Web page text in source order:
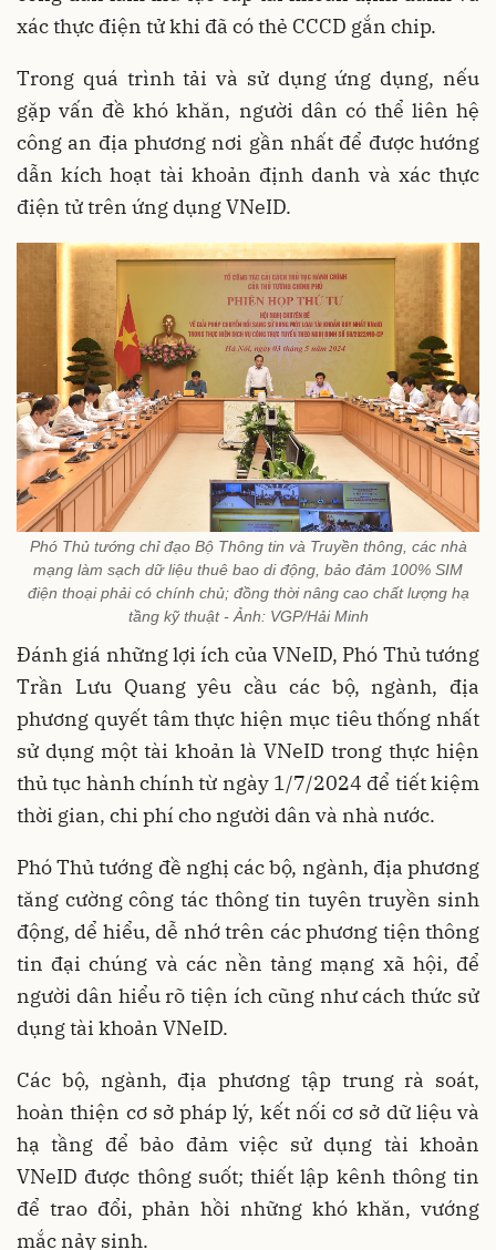
xác thực điện tử khi đã có thẻ CCCD gắn chip.
Trong quá trình tải và sử dụng ứng dụng, nếu
gặp vấn đề khó khăn, người dân có thể liên hệ
công an địa phương nơi gần nhất để được hướng
dẫn kích hoạt tài khoản định danh và xác thực
điện tử trên ứng dụng VNeID.
Phó Thủ tướng chỉ đạo Bộ Thông tin và Truyền thông, các nhà
mạng làm sạch dữ liệu thuê bao di động, bảo đảm 100% SIM
điện thoại phải có chính chủ; đồng thời nâng cao chất lượng hạ
tầng kỹ thuật - Ảnh: VGP/Hải Minh
Đánh giá những lợi ích của VNeID, Phó Thủ tướng
Trần Lưu Quang yêu cầu các bộ, ngành, địa
phương quyết tâm thực hiện mục tiêu thống nhất
sử dụng một tài khoản là VNeID trong thực hiện
thủ tục hành chính từ ngày 1/7/2024 để tiết kiệm
thời gian, chi phí cho người dân và nhà nước.
Phó Thủ tướng đề nghị các bộ, ngành, địa phương
tăng cường công tác thông tin tuyên truyền sinh
động, dể hiểu, dễ nhớ trên các phương tiện thông
tin đại chúng và các nền tảng mạng xã hội, để
người dân hiểu rõ tiện ích cũng như cách thức sử
dụng tài khoản VNeID.
Các bộ, ngành, địa phương tập trung rà soát,
hoàn thiện cơ sở pháp lý, kết nối cơ sở dữ liệu và
hạ tầng để bảo đảm việc sử dụng tài khoản
VNeID được thông suốt; thiết lập kênh thông tin
để trao đổi, phản hồi những khó khăn, vướng
mắc nảy sinh.